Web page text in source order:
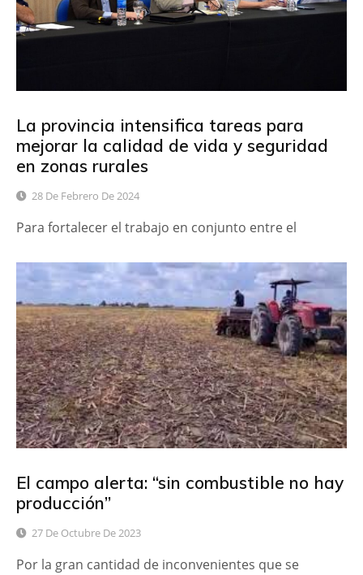
La provincia intensifica tareas para
mejorar la calidad de vida y seguridad
en zonas rurales
28 De Febrero De 2024
Para fortalecer el trabajo en conjunto entre el
El campo alerta: “sin combustible no hay
producción”
27 De Octubre De 2023
Por la gran cantidad de inconvenientes que se